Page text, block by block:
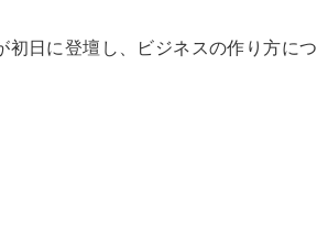
日に登壇し、ビジネスの作り方につ